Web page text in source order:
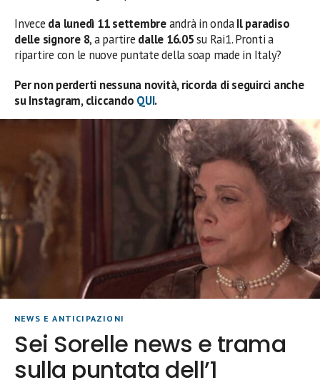
Invece da lunedì 11 settembreandrà in ondaIl paradiso
delle signore 8, a partire dalle 16.05su Rai1. Pronti a
ripartire con le nuove puntate della soap made in Italy?
Per non perderti nessuna novità, ricorda di seguirci anche
su Instagram, cliccando QUI.
NEWS E ANTICIPAZIONI
Sei Sorelle news e trama
sulla puntata dell’1